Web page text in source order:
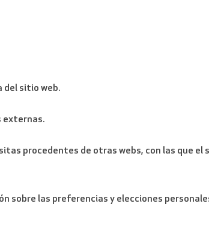
del sitio web.
externas.
procedentes de otras webs, con las que el
sobre las preferencias y elecciones